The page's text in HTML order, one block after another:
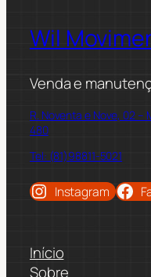
Wil
Venda e
R. Noventa e Nove, 02 –
480
Tel: (81)98811-5021
Instagram
Início
Sobre